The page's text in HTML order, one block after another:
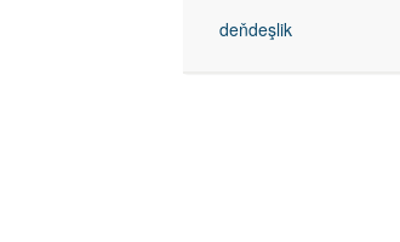
deňdeşlik